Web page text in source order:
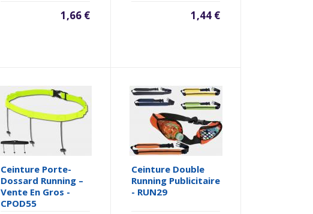
1,66 € 1,44 €
Ceinture Porte-
Dossard Running –
Vente En Gros -
CPOD55
Ceinture Double
Running Publicitaire
- RUN29